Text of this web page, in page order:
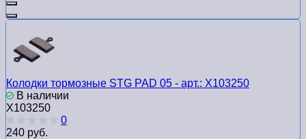
Колодки тормозные STG PAD 05 - арт.: Х103250
В наличии
Х103250
0
240 руб.